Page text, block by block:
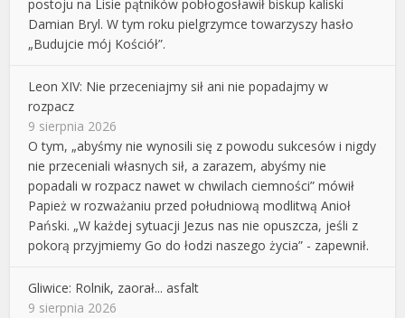
postoju na Lisie pątników pobłogosławił biskup kaliski
Damian Bryl. W tym roku pielgrzymce towarzyszy hasło
„Budujcie mój Kościół”.
Leon XIV: Nie przeceniajmy sił ani nie popadajmy w
rozpacz
9 sierpnia 2026
O tym, „abyśmy nie wynosili się z powodu sukcesów i nigdy
nie przeceniali własnych sił, a zarazem, abyśmy nie
popadali w rozpacz nawet w chwilach ciemności” mówił
Papież w rozważaniu przed południową modlitwą Anioł
Pański. „W każdej sytuacji Jezus nas nie opuszcza, jeśli z
pokorą przyjmiemy Go do łodzi naszego życia” - zapewnił.
Gliwice: Rolnik, zaorał... asfalt
9 sierpnia 2026